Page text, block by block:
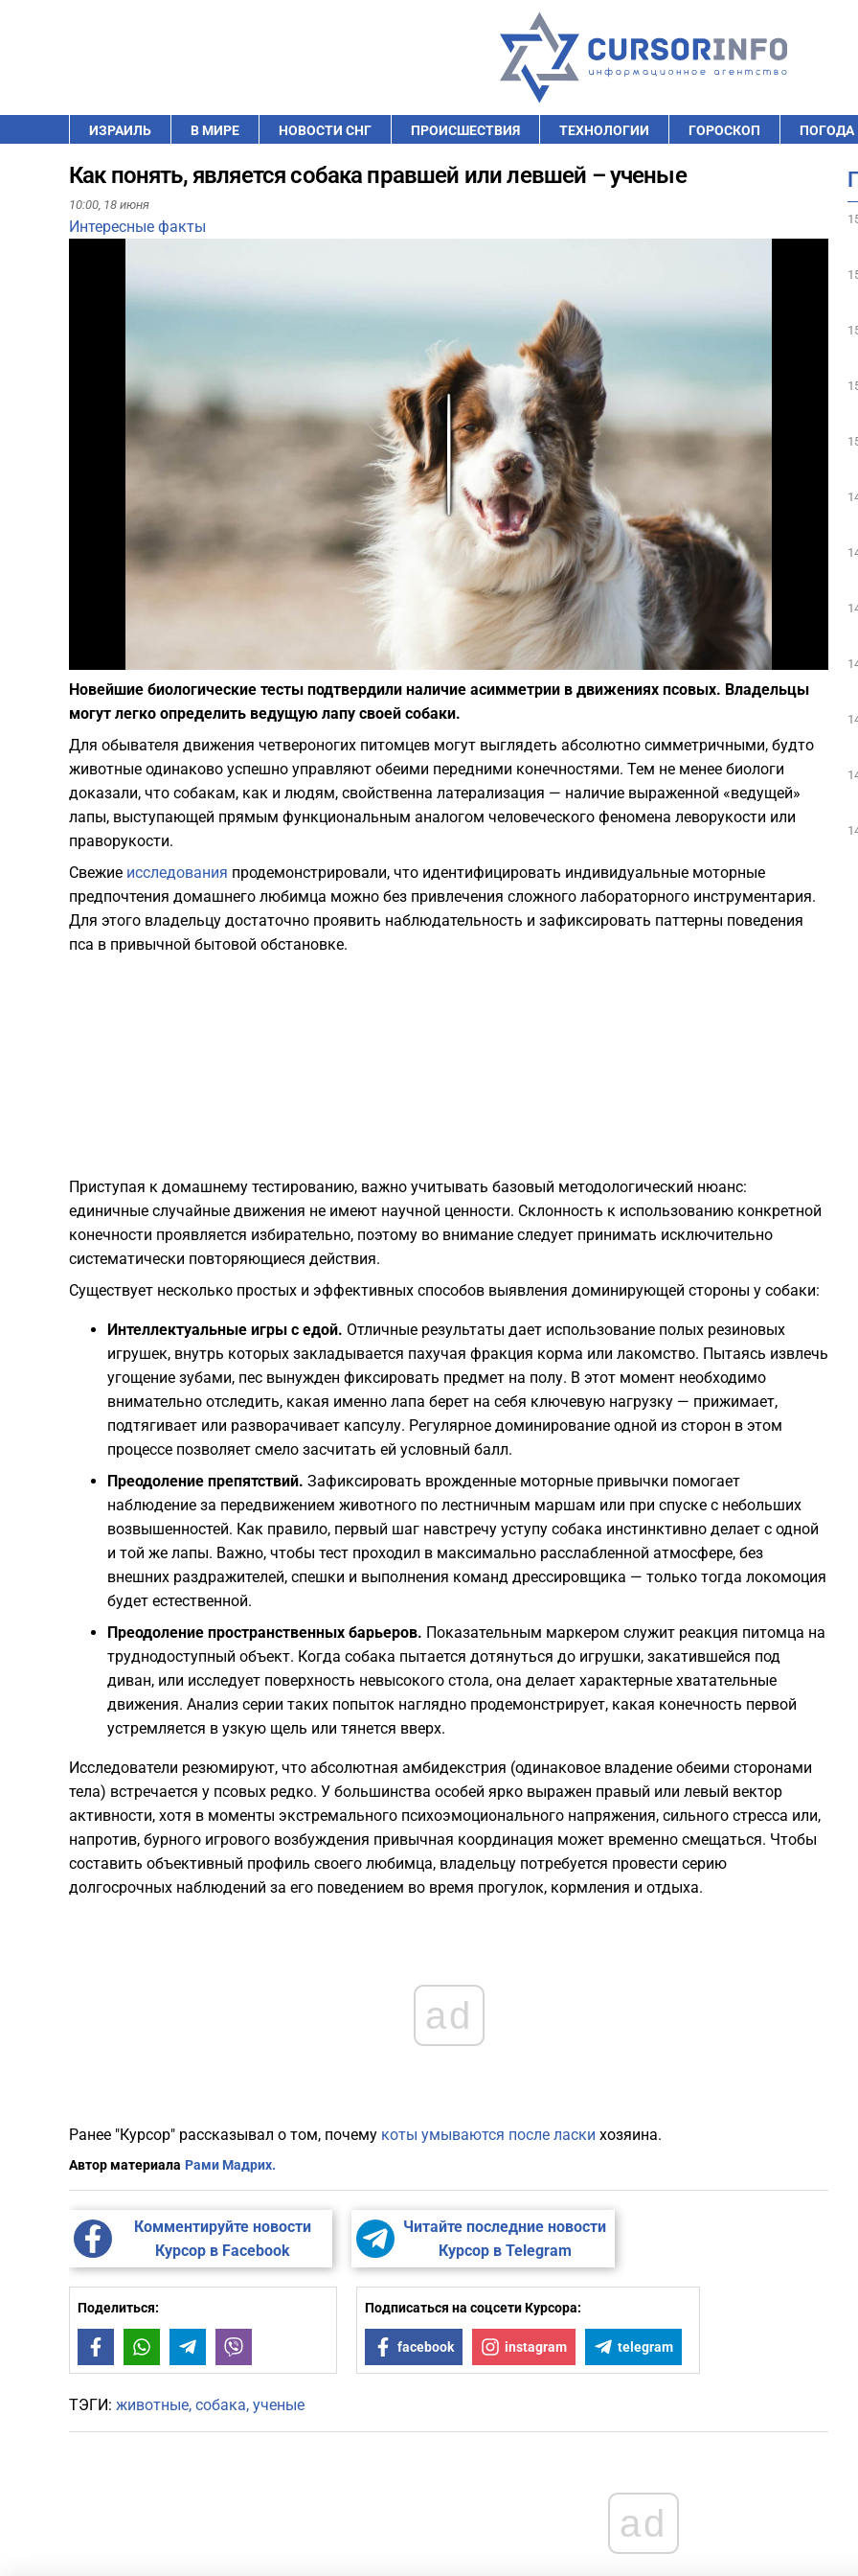
ИЗРАИЛЬ В МИРЕ НОВОСТИ СНГ ПРОИСШЕСТВИЯ ТЕХНОЛОГИИ ГОРОСКОП ПОГОДА
Как понять, является собака правшей или левшей – ученые
10:00, 18 июня
Интересные факты
Play
Фото: Pauline Loroy / Unsplash
Новейшие биологические тесты подтвердили наличие асимметрии в движениях псовых. Владельцы
могут легко определить ведущую лапу своей собаки.
Для обывателя движения четвероногих питомцев могут выглядеть абсолютно симметричными, будто
животные одинаково успешно управляют обеими передними конечностями. Тем не менее биологи
доказали, что собакам, как и людям, свойственна латерализация — наличие выраженной «ведущей»
лапы, выступающей прямым функциональным аналогом человеческого феномена леворукости или
праворукости.
Свежие исследования продемонстрировали, что идентифицировать индивидуальные моторные
предпочтения домашнего любимца можно без привлечения сложного лабораторного инструментария.
Для этого владельцу достаточно проявить наблюдательность и зафиксировать паттерны поведения
пса в привычной бытовой обстановке.
Приступая к домашнему тестированию, важно учитывать базовый методологический нюанс:
единичные случайные движения не имеют научной ценности. Склонность к использованию конкретной
конечности проявляется избирательно, поэтому во внимание следует принимать исключительно
систематически повторяющиеся действия.
Существует несколько простых и эффективных способов выявления доминирующей стороны у собаки:
Интеллектуальные игры с едой. Отличные результаты дает использование полых резиновых
игрушек, внутрь которых закладывается пахучая фракция корма или лакомство. Пытаясь извлечь
угощение зубами, пес вынужден фиксировать предмет на полу. В этот момент необходимо
внимательно отследить, какая именно лапа берет на себя ключевую нагрузку — прижимает,
подтягивает или разворачивает капсулу. Регулярное доминирование одной из сторон в этом
процессе позволяет смело засчитать ей условный балл.
Преодоление препятствий. Зафиксировать врожденные моторные привычки помогает
наблюдение за передвижением животного по лестничным маршам или при спуске с небольших
возвышенностей. Как правило, первый шаг навстречу уступу собака инстинктивно делает с одной
и той же лапы. Важно, чтобы тест проходил в максимально расслабленной атмосфере, без
внешних раздражителей, спешки и выполнения команд дрессировщика — только тогда локомоция
будет естественной.
Преодоление пространственных барьеров. Показательным маркером служит реакция питомца на
труднодоступный объект. Когда собака пытается дотянуться до игрушки, закатившейся под
диван, или исследует поверхность невысокого стола, она делает характерные хватательные
движения. Анализ серии таких попыток наглядно продемонстрирует, какая конечность первой
устремляется в узкую щель или тянется вверх.
Исследователи резюмируют, что абсолютная амбидекстрия (одинаковое владение обеими сторонами
тела) встречается у псовых редко. У большинства особей ярко выражен правый или левый вектор
активности, хотя в моменты экстремального психоэмоционального напряжения, сильного стресса или,
напротив, бурного игрового возбуждения привычная координация может временно смещаться. Чтобы
составить объективный профиль своего любимца, владельцу потребуется провести серию
долгосрочных наблюдений за его поведением во время прогулок, кормления и отдыха.
ad
Ранее "Курсор" рассказывал о том, почему коты умываются после ласки хозяина.
Автор материала Рами Мадрих.
Комментируйте новости
Курсор в Facebook
Читайте последние новости
Курсор в Telegram
Поделиться:
FacebookWhatsAppTelegram
Подписаться на соцсети Курсора:
facebook instagram telegram
ТЭГИ: животные собака ученые
ad